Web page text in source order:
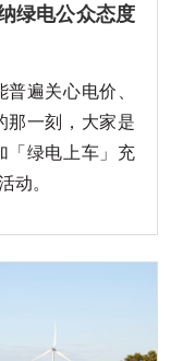
绿电公众态度
遍关心电价、
那一刻，大家是
「绿电上车」充
动。